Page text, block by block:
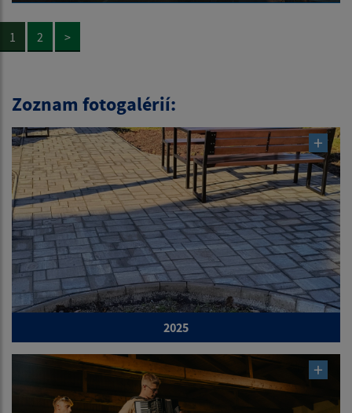
1 2 >
Zoznam fotogalérií:
2025